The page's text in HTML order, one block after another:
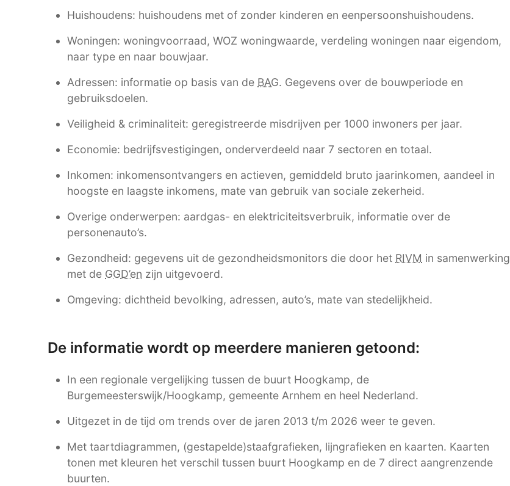
Huishoudens: huishoudens met of zonder kinderen en eenpersoonshuishoudens.
Woningen: woningvoorraad, WOZ woningwaarde, verdeling woningen naar eigendom,
naar type en naar bouwjaar.
Adressen: informatie op basis van de BAG. Gegevens over de bouwperiode en
gebruiksdoelen.
Veiligheid & criminaliteit: geregistreerde misdrijven per 1000 inwoners per jaar.
Economie: bedrijfsvestigingen, onderverdeeld naar 7 sectoren en totaal.
Inkomen: inkomensontvangers en actieven, gemiddeld bruto jaarinkomen, aandeel in
hoogste en laagste inkomens, mate van gebruik van sociale zekerheid.
Overige onderwerpen: aardgas- en elektriciteitsverbruik, informatie over de
personenauto’s.
Gezondheid: gegevens uit de gezondheidsmonitors die door het RIVM in samenwerking
met de GGD’en zijn uitgevoerd.
Omgeving: dichtheid bevolking, adressen, auto’s, mate van stedelijkheid.
De informatie wordt op meerdere manieren getoond:
In een regionale vergelijking tussen de buurt Hoogkamp, de
Burgemeesterswijk/Hoogkamp, gemeente Arnhem en heel Nederland.
Uitgezet in de tijd om trends over de jaren 2013 t/m 2026 weer te geven.
Met taartdiagrammen, (gestapelde)staafgrafieken, lijngrafieken en kaarten. Kaarten
tonen met kleuren het verschil tussen buurt Hoogkamp en de 7 direct aangrenzende
buurten.